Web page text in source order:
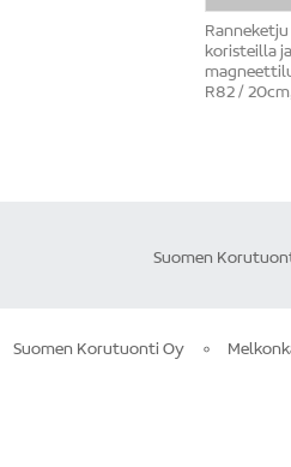
koristeilla ja
R82 /
Suomen
Suomen Korutuonti Oy